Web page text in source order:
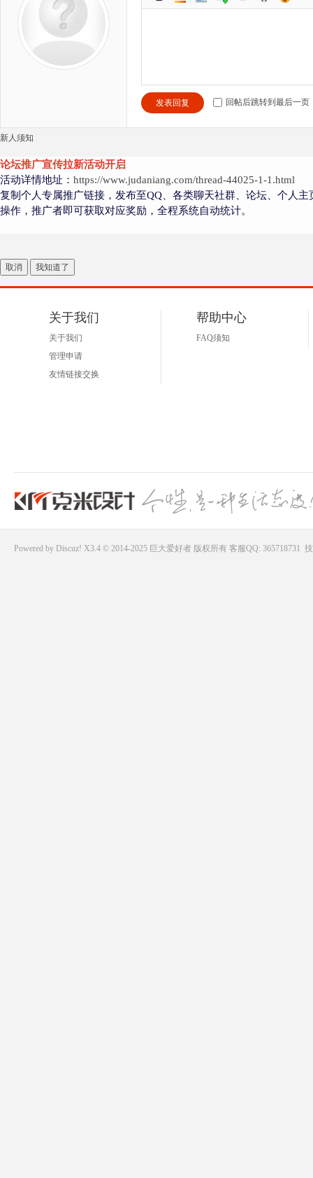
发表回复 回帖后跳转到最后一页
新人须知
论坛推广宣传拉新活动开启
活动详情地址： https://www.judaniang.com/thread-44025-1-1.html
复制个人专属推广链接，发布至QQ、各类聊天社群、论坛、个人
操作，推广者即可获取对应奖励，全程系统自动统计。
取消 我知道了
关于我们
关于我们
管理申请
友情链接交换
帮助中心
FAQ须知
Powered by Discuz! X3.4 © 2014-2025 巨大爱好者版权所有 客服QQ: 365718731